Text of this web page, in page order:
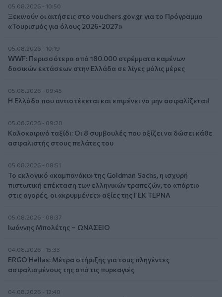
05.08.2026 - 10:50
Ξεκινούν οι αιτήσεις στο vouchers.gov.gr για το Πρόγραμμα
«Τουρισμός για όλους 2026-2027»
05.08.2026 - 10:19
WWF: Περισσότερα από 180.000 στρέμματα καμένων
δασικών εκτάσεων στην Ελλάδα σε λίγες μόλις μέρες
05.08.2026 - 09:45
Η Ελλάδα που αντιστέκεται και επιμένει να μην ασφαλίζεται!
05.08.2026 - 09:20
Καλοκαιρινό ταξίδι: Οι 8 συμβουλές που αξίζει να δώσει κάθε
ασφαλιστής στους πελάτες του
05.08.2026 - 08:51
Το εκλογικό «καμπανάκι» της Goldman Sachs, η ισχυρή
πιστωτική επέκταση των ελληνικών τραπεζών, το «πάρτι»
στις αγορές, οι «κρυμμένες» αξίες της ΓΕΚ ΤΕΡΝΑ
05.08.2026 - 08:37
Ιωάννης Μπολέτης – ΩΝΑΣΕΙΟ
04.08.2026 - 15:33
ERGO Hellas: Μέτρα στήριξης για τους πληγέντες
ασφαλισμένους της από τις πυρκαγιές
04.08.2026 - 12:40